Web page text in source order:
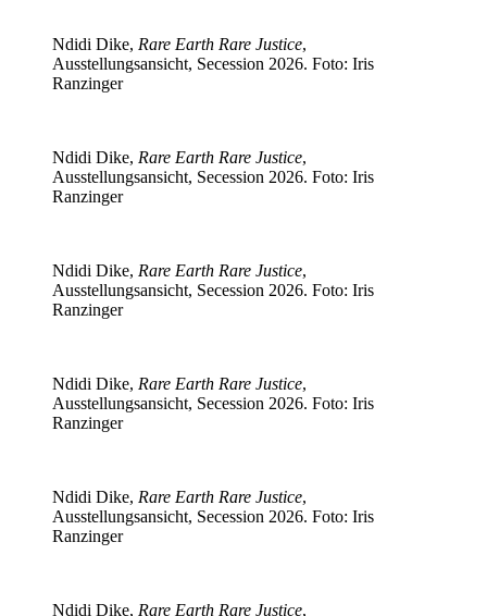
Ndidi Dike, Rare Earth Rare Justice,
Ausstellungsansicht, Secession 2026. Foto: Iris
Ranzinger
Ndidi Dike, Rare Earth Rare Justice,
Ausstellungsansicht, Secession 2026. Foto: Iris
Ranzinger
Ndidi Dike, Rare Earth Rare Justice,
Ausstellungsansicht, Secession 2026. Foto: Iris
Ranzinger
Ndidi Dike, Rare Earth Rare Justice,
Ausstellungsansicht, Secession 2026. Foto: Iris
Ranzinger
Ndidi Dike, Rare Earth Rare Justice,
Ausstellungsansicht, Secession 2026. Foto: Iris
Ranzinger
Ndidi Dike, Rare Earth Rare Justice,